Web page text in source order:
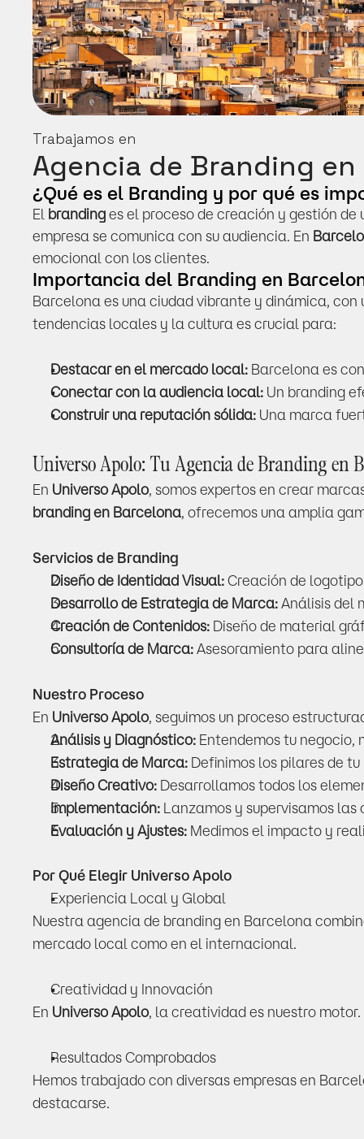
Trabajamos en
Agencia de Branding
¿Qué es el Branding y por qué es
El branding es el proceso de creación y gestión
empresa se comunica con su audiencia. En
emocional con los clientes.
Importancia del Branding en
Barcelona es una ciudad vibrante y dinámica,
tendencias locales y la cultura es crucial para:
Destacar en el mercado local: Barcelona es
Conectar con la audiencia local: Un branding
Construir una reputación sólida: Una marca
Universo Apolo: Tu Agencia de Branding en
En Universo Apolo, somos expertos en crear
branding en Barcelona, ofrecemos una amplia
Servicios de Branding
Diseño de Identidad Visual: Creación de
Desarrollo de Estrategia de Marca: Análisis del
Creación de Contenidos: Diseño de material
Consultoría de Marca: Asesoramiento para
Nuestro Proceso
En Universo Apolo, seguimos un proceso
Análisis y Diagnóstico: Entendemos tu negocio,
Estrategia de Marca: Definimos los pilares de
Diseño Creativo: Desarrollamos todos los
Implementación: Lanzamos y supervisamos
Evaluación y Ajustes: Medimos el impacto y
Por Qué Elegir Universo Apolo
Experiencia Local y Global
Nuestra agencia de branding en Barcelona
mercado local como en el internacional.
Creatividad y Innovación
En Universo Apolo, la creatividad es nuestro
Resultados Comprobados
Hemos trabajado con diversas empresas en
destacarse.